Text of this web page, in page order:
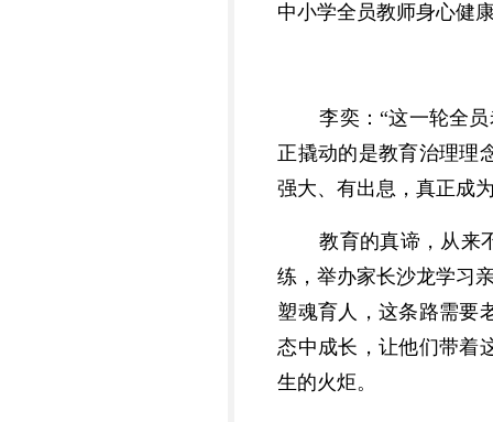
中小学全员教师身心健
李奕：“这一轮全
正撬动的是教育治理理
强大、有出息，真正成
教育的真谛，从来
练，举办家长沙龙学习
塑魂育人，这条路需要
态中成长，让他们带着
生的火炬。